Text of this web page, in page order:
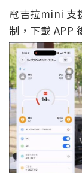
電吉拉mini 支
制，下載 APP